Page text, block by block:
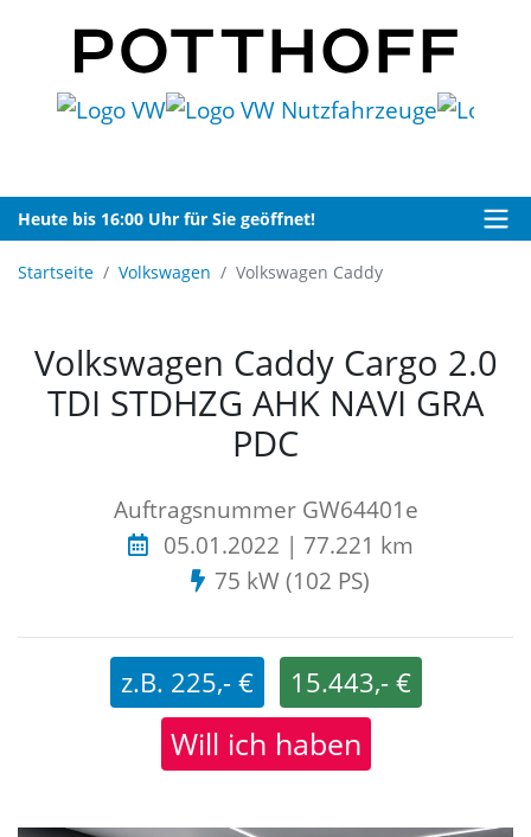
Heute bis 16:00 Uhr für Sie geöffnet!
Startseite Volkswagen Volkswagen Caddy
Volkswagen Caddy Cargo 2.0
TDI STDHZG AHK NAVI GRA
PDC
Auftragsnummer GW64401e
05.01.2022 | 77.221 km
75 kW (102 PS)
z.B. 225,- € 15.443,- €
Will ich haben